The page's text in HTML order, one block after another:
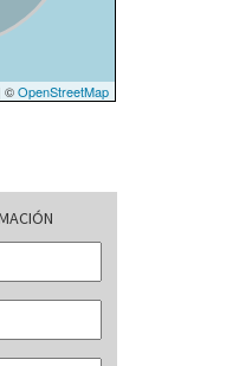
| ©OpenStreetMap